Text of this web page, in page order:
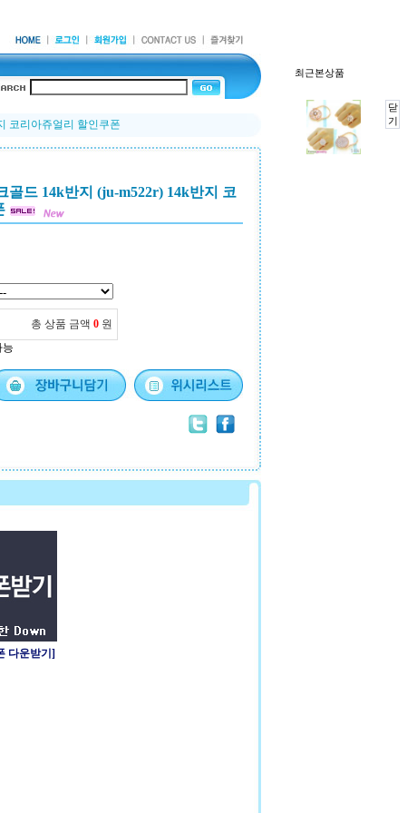
코리아쥬얼리 할인쿠폰
골드 14k반지 (ju-m522r) 14k반지 코
총 상품 금액 0 원
능
다운받기]
최근본상품
닫
기